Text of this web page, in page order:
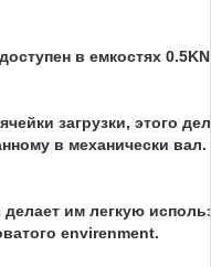
в емкостях
загрузки, этого
в механически вал.
делает им легкую
envirenment.